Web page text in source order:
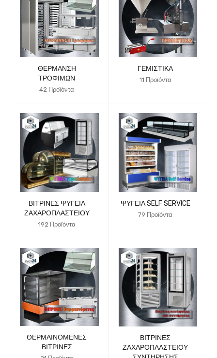
ΘΈΡΜΑΝΣΗ
ΤΡΟΦΊΜΩΝ
42 Προϊόντα
ΓΕΜΙΣΤΙΚΆ
11 Προϊόντα
ΒΙΤΡΊΝΕΣ ΨΥΓΕΊΑ
ΖΑΧΑΡΟΠΛΑΣΤΕΊΟΥ
192 Προϊόντα
ΨΥΓΕΊΑ SELF SERVICE
79 Προϊόντα
ΘΕΡΜΑΙΝΌΜΕΝΕΣ
ΒΙΤΡΊΝΕΣ
ΒΙΤΡΊΝΕΣ
ΖΑΧΑΡΟΠΛΑΣΤΕΊΟΥ